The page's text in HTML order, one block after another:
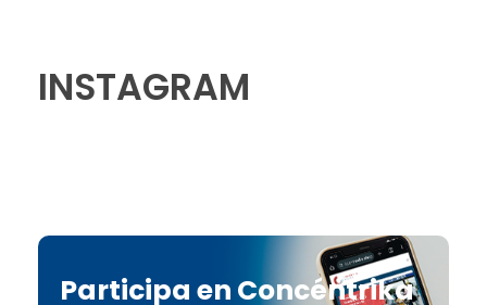
INSTAGRAM
Participa en Concéntrika